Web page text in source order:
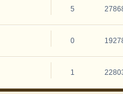
5
0
1